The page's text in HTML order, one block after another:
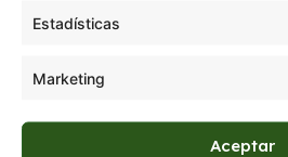
Estadísticas
Marketing
Aceptar